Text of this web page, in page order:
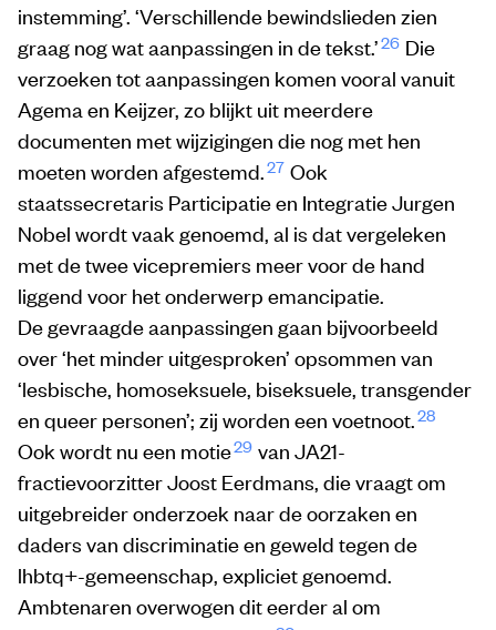
instemming’. ‘Verschillende bewindslieden zien
graag nog wat aanpassingen in de tekst.’26 Die
verzoeken tot aanpassingen komen vooral vanuit
Agema en Keijzer, zo blijkt uit meerdere
documenten met wijzigingen die nog met hen
moeten worden afgestemd.27 Ook
staatssecretaris Participatie en Integratie Jurgen
Nobel wordt vaak genoemd, al is dat vergeleken
met de twee vicepremiers meer voor de hand
liggend voor het onderwerp emancipatie.
De gevraagde aanpassingen gaan bijvoorbeeld
over ‘het minder uitgesproken’ opsommen van
‘lesbische, homoseksuele, biseksuele, transgender
en queer personen’; zij worden een voetnoot.28
Ook wordt nu een motie29 van JA21-
fractievoorzitter Joost Eerdmans, die vraagt om
uitgebreider onderzoek naar de oorzaken en
daders van discriminatie en geweld tegen de
lhbtq+-gemeenschap, expliciet genoemd.
Ambtenaren overwogen dit eerder al om